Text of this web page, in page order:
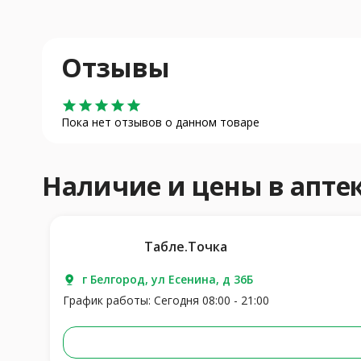
Отзывы
star star star star star
Пока нет отзывов о данном товаре
Наличие и цены в
Табле.Точка
г Белгород, ул Есенина, д 36Б
График работы: Сегодня 08:00 - 21:00